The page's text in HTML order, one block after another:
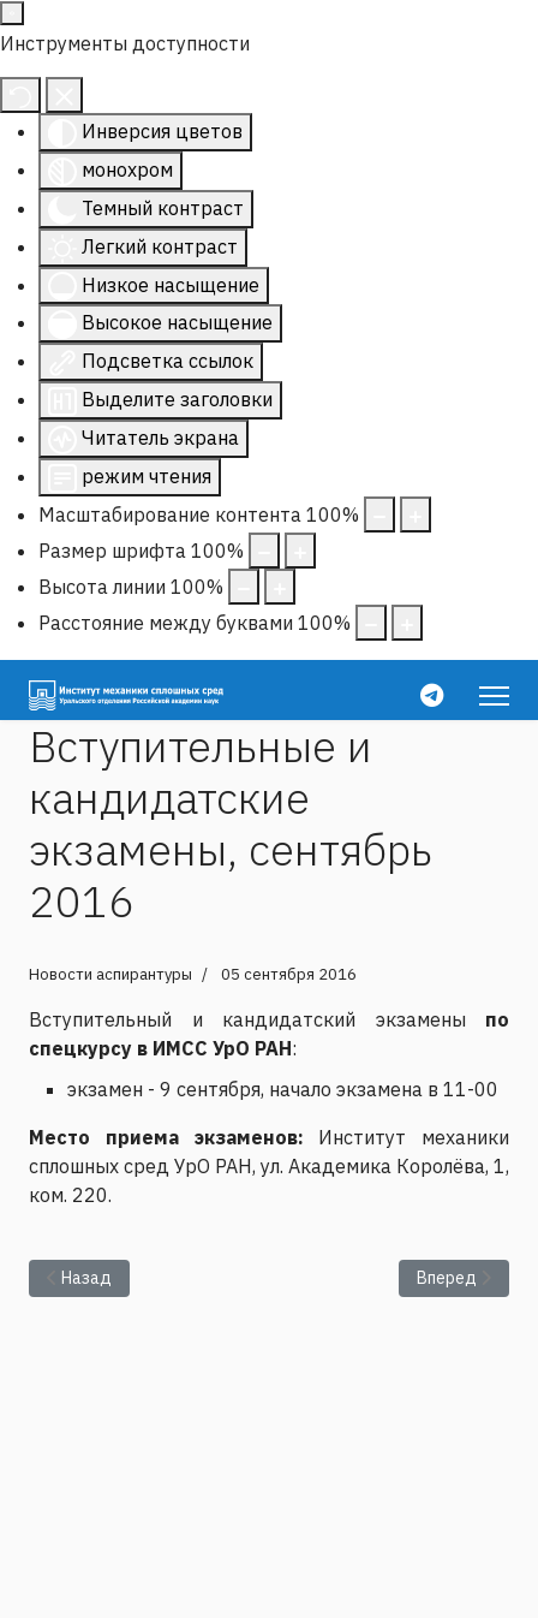
Инструменты доступности
Инверсия цветов
монохром
Темный контраст
Легкий контраст
Низкое насыщение
Высокое насыщение
Подсветка ссылок
Выделите заголовки
Читатель экрана
режим чтения
Масштабирование контента 100%
Размер шрифта 100%
Высота линии 100%
Расстояние между буквами 100%
Вступительные и
кандидатские
экзамены, сентябрь
2016
Новости аспирантуры 05 сентября 2016
Вступительный и кандидатский экзамены по
спецкурсу в ИМСС УрО РАН:
экзамен - 9 сентября, начало экзамена в 11-00
Место приема экзаменов: Институт механики
сплошных сред УрО РАН, ул. Академика Королёва, 1,
ком. 220.
Предыдущий: Результаты сдачи вступительного экзамена
Назад Следующий:
Вперед